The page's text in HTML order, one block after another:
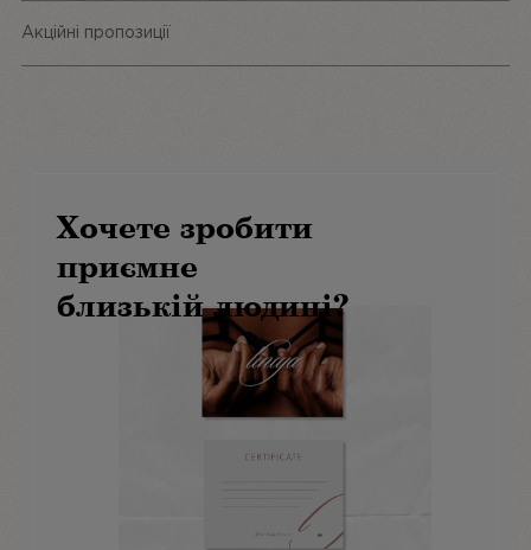
Акційні пропозиції
Хочете зробити
приємне
близькій людині?